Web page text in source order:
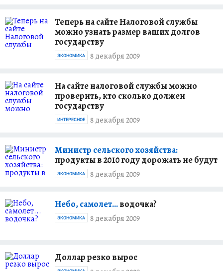
Теперь на сайте Налоговой службы
можно узнать размер ваших долгов
государству
8 декабря 2009
ЭКОНОМИКА
На сайте налоговой службы можно
проверить, кто сколько должен
государству
8 декабря 2009
ИНТЕРЕСНОЕ
Министр сельского хозяйства:
продукты в 2010 году дорожать не будут
8 декабря 2009
ЭКОНОМИКА
Небо, самолет...водочка?
8 декабря 2009
ЭКОНОМИКА
Доллар резко вырос